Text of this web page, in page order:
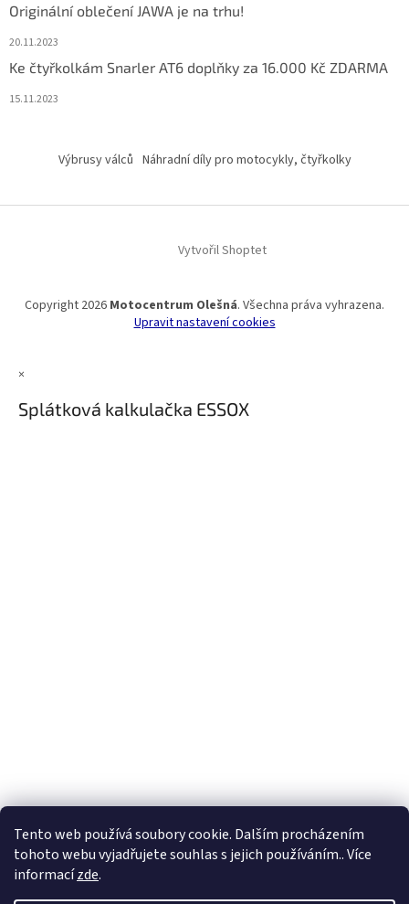
Tento web používá soubory cookie. Dalším procházením
tohoto webu vyjadřujete souhlas s jejich používáním.. Více
informacízde.
🏝️ Dovolená: 🏝️ 27.7.2026 do 9.8.2026 - bude
probíhat dovolená. Celá firma bude uzavřená!
Originální oblečení JAWA je na trhu!
20.11.2023
Ke čtyřkolkám Snarler AT6 doplňky za 16.000 Kč ZDARMA
15.11.2023
Výbrusy válců Náhradní díly pro motocykly, čtyřkolky
Vytvořil Shoptet
Copyright 2026 Motocentrum Olešná. Všechna práva vyhrazena.
Upravit nastavení cookies
×
Splátková kalkulačka ESSOX